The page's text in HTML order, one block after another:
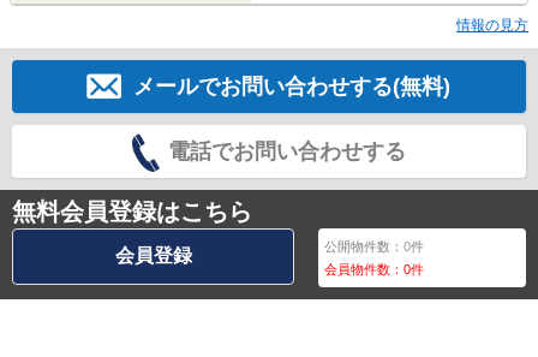
情報の見方
メールでお問い合わせする(無料)
電話でお問い合わせする
無料会員登録はこちら
会員登録 公開物件数：0件
会員物件数：0件